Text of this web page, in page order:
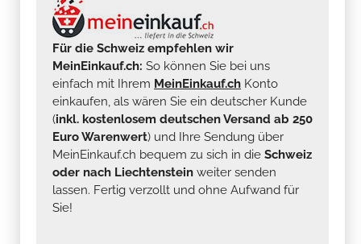
Für die Schweiz empfehlen wir
MeinEinkauf.ch: So können Sie bei uns
einfach mit Ihrem MeinEinkauf.ch Konto
einkaufen, als wären Sie ein deutscher Kunde
(inkl. kostenlosem deutschen Versand ab 250
Euro Warenwert) und Ihre Sendung über
MeinEinkauf.ch bequem zu sich in die Schweiz
oder nach Liechtenstein weiter senden
lassen. Fertig verzollt und ohne Aufwand für
Sie!